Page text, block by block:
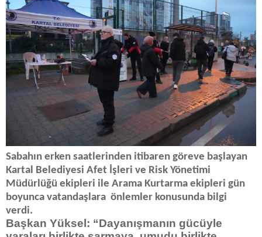
Sabahın erken saatlerinden itibaren göreve başlayan
Kartal Belediyesi Afet İşleri ve Risk Yönetimi
Müdürlüğü ekipleri ile Arama Kurtarma ekipleri gün
boyunca vatandaşlara önlemler konusunda bilgi
verdi.
Başkan Yüksel: “Dayanışmanın gücüyle